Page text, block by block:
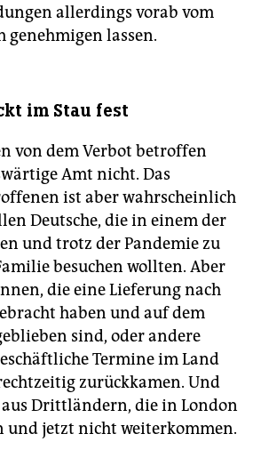
allerdings vorab vom
lassen.
im Stau fest
von dem Verbot betroffen
Amt nicht. Das
ist aber wahrscheinlich
Deutsche, die in einem der
und trotz der Pandemie zu
besuchen wollten. Aber
die eine Lieferung nach
haben und auf dem
sind, oder andere
Termine im Land
zurückkamen. Und
Drittländern, die in London
und jetzt nicht weiterkommen.